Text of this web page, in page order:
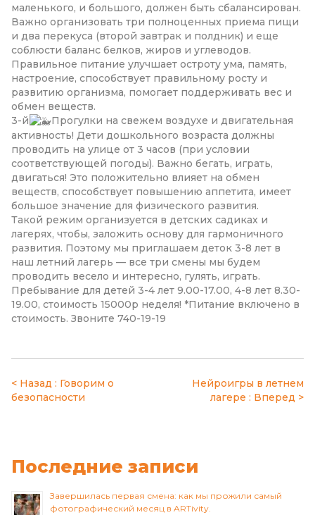
маленького, и большого, должен быть сбалансирован.
Важно организовать три полноценных приема пищи
и два перекуса (второй завтрак и полдник) и еще
соблюсти баланс белков, жиров и углеводов.
Правильное питание улучшает остроту ума, память,
настроение, способствует правильному росту и
развитию организма, помогает поддерживать вес и
обмен веществ.
3-й
Прогулки на свежем воздухе и двигательная
активность! Дети дошкольного возраста должны
проводить на улице от 3 часов (при условии
соответствующей погоды). Важно бегать, играть,
двигаться! Это положительно влияет на обмен
веществ, способствует повышению аппетита, имеет
большое значение для физического развития.
Такой режим организуется в детских садиках и
лагерях, чтобы, заложить основу для гармоничного
развития. Поэтому мы приглашаем деток 3-8 лет в
наш летний лагерь — все три смены мы будем
проводить весело и интересно, гулять, играть.
Пребывание для детей 3-4 лет 9.00-17.00, 4-8 лет 8.30-
19.00, стоимость 15000р неделя! *Питание включено в
стоимость. Звоните 740-19-19
Навигация
Говорим о
безопасности
Нейроигры в летнем
лагере
Последние записи
Завершилась первая смена: как мы прожили самый
фотографический месяц в ARTivity.